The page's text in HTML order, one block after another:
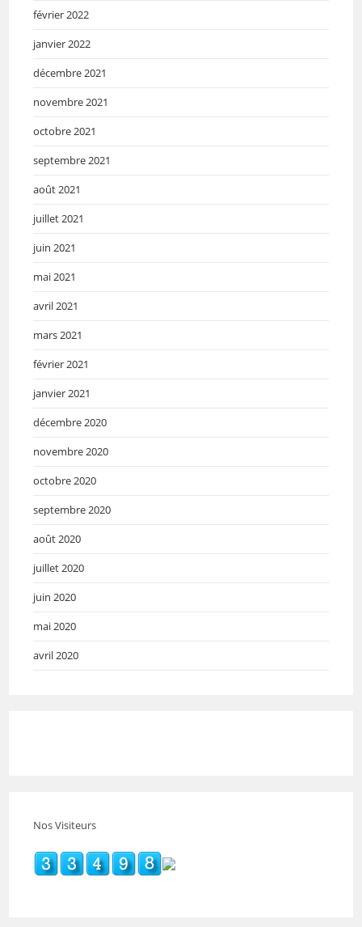
février 2022
janvier 2022
décembre 2021
novembre 2021
octobre 2021
septembre 2021
août 2021
juillet 2021
juin 2021
mai 2021
avril 2021
mars 2021
février 2021
janvier 2021
décembre 2020
novembre 2020
octobre 2020
septembre 2020
août 2020
juillet 2020
juin 2020
mai 2020
avril 2020
Nos Visiteurs